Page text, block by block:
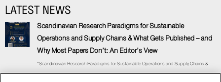
LATEST NEWS
Scandinavian Research Paradigms for Sustainable
Operations and Supply Chains & What Gets Published – and
Why Most Papers Don’t: An Editor’s View
“Scandinavian Research Paradigms for Sustainable Operations and Supply Chains &
What Gets